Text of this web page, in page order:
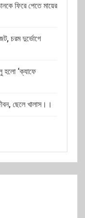
ফিরে পেতে মায়ের
চরম দুর্ভোগে
হলো ‘ক্যাফে
ছেলে খালাস।।